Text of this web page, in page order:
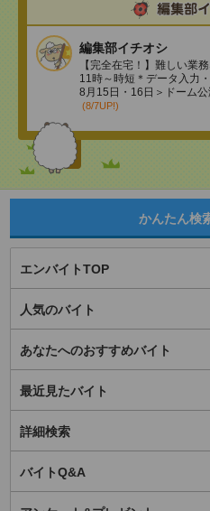
編集部イチオシ
【完全在宅！】難しい業
11時～時短＊データ入力
8月15日・16日＞ドーム
(8/7UP!)
かんたん検
エンバイトTOP
人気のバイト
あなたへのおすすめバイト
最近見たバイト
詳細検索
バイトQ&A